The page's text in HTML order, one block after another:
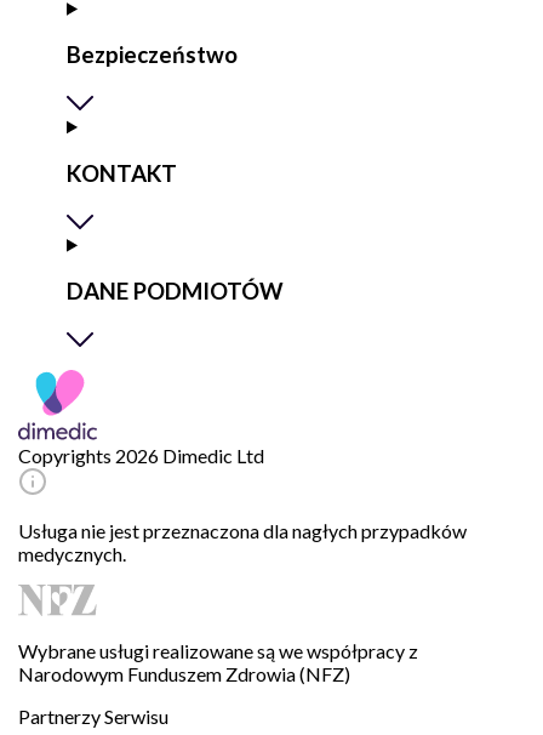
Bezpieczeństwo
KONTAKT
DANE PODMIOTÓW
Copyrights 2026 Dimedic Ltd
Usługa nie jest przeznaczona dla nagłych przypadków
medycznych.
Wybrane usługi realizowane są we współpracy z
Narodowym Funduszem Zdrowia (NFZ)
Partnerzy Serwisu